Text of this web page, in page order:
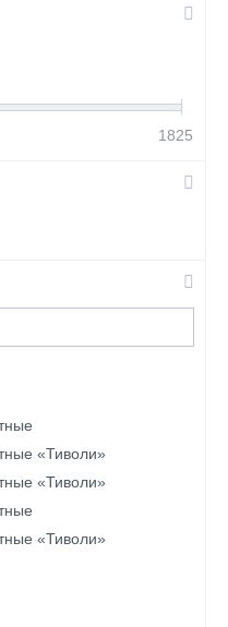
1825
«Тиволи»
«Тиволи»
«Тиволи»